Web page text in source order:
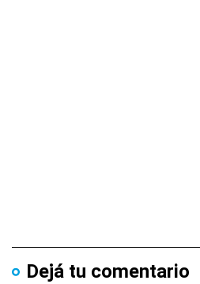
Dejá tu comentario